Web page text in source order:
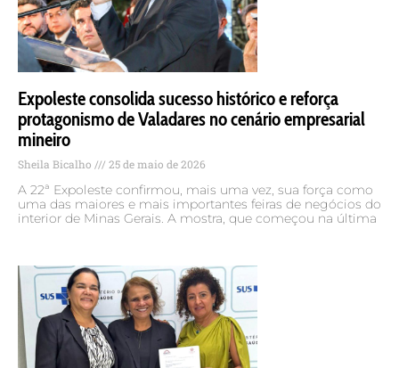
Expoleste consolida sucesso histórico e reforça
protagonismo de Valadares no cenário empresarial
mineiro
Sheila Bicalho 25 de maio de 2026
A 22ª Expoleste confirmou, mais uma vez, sua força como
uma das maiores e mais importantes feiras de negócios do
interior de Minas Gerais. A mostra, que começou na última